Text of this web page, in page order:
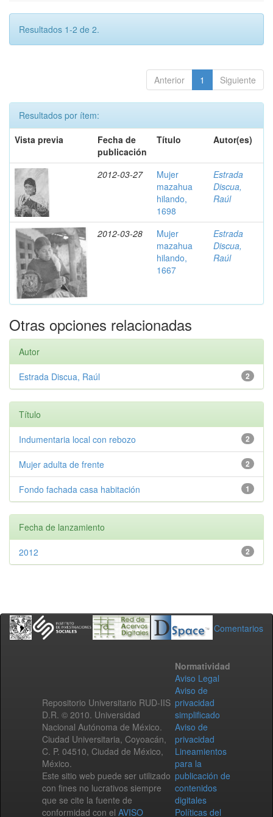
Resultados 1-2 de 2.
Anterior 1 Siguiente
Resultados por ítem:
Vista previa
Fecha de
publicación
Título Autor(es)
2012-03-27
Mujer
mazahua
hilando,
1698
Estrada
Discua,
Raúl
2012-03-28
Mujer
mazahua
hilando,
1667
Estrada
Discua,
Raúl
Otras opciones relacionadas
Autor
2
Estrada Discua, Raúl
Título
2
Indumentaria local con rebozo
2
Mujer adulta de frente
1
Fondo fachada casa habitación
Fecha de lanzamiento
2
2012
Comentarios
Repositorio Universitario RUD-IIS
D.R. © 2010. Universidad
Nacional Autónoma de México.
Ciudad Universitaria, Coyoacán,
C. P. 04510, Ciudad de México,
México.
Este sitio web puede ser utilizado
con fines no lucrativos siempre
que se cite la fuente de
conformidad con el AVISO
Normatividad
Aviso Legal
Aviso de
privacidad
simplificado
Aviso de
privacidad
Lineamientos
para la
publicación de
contenidos
digitales
Políticas del